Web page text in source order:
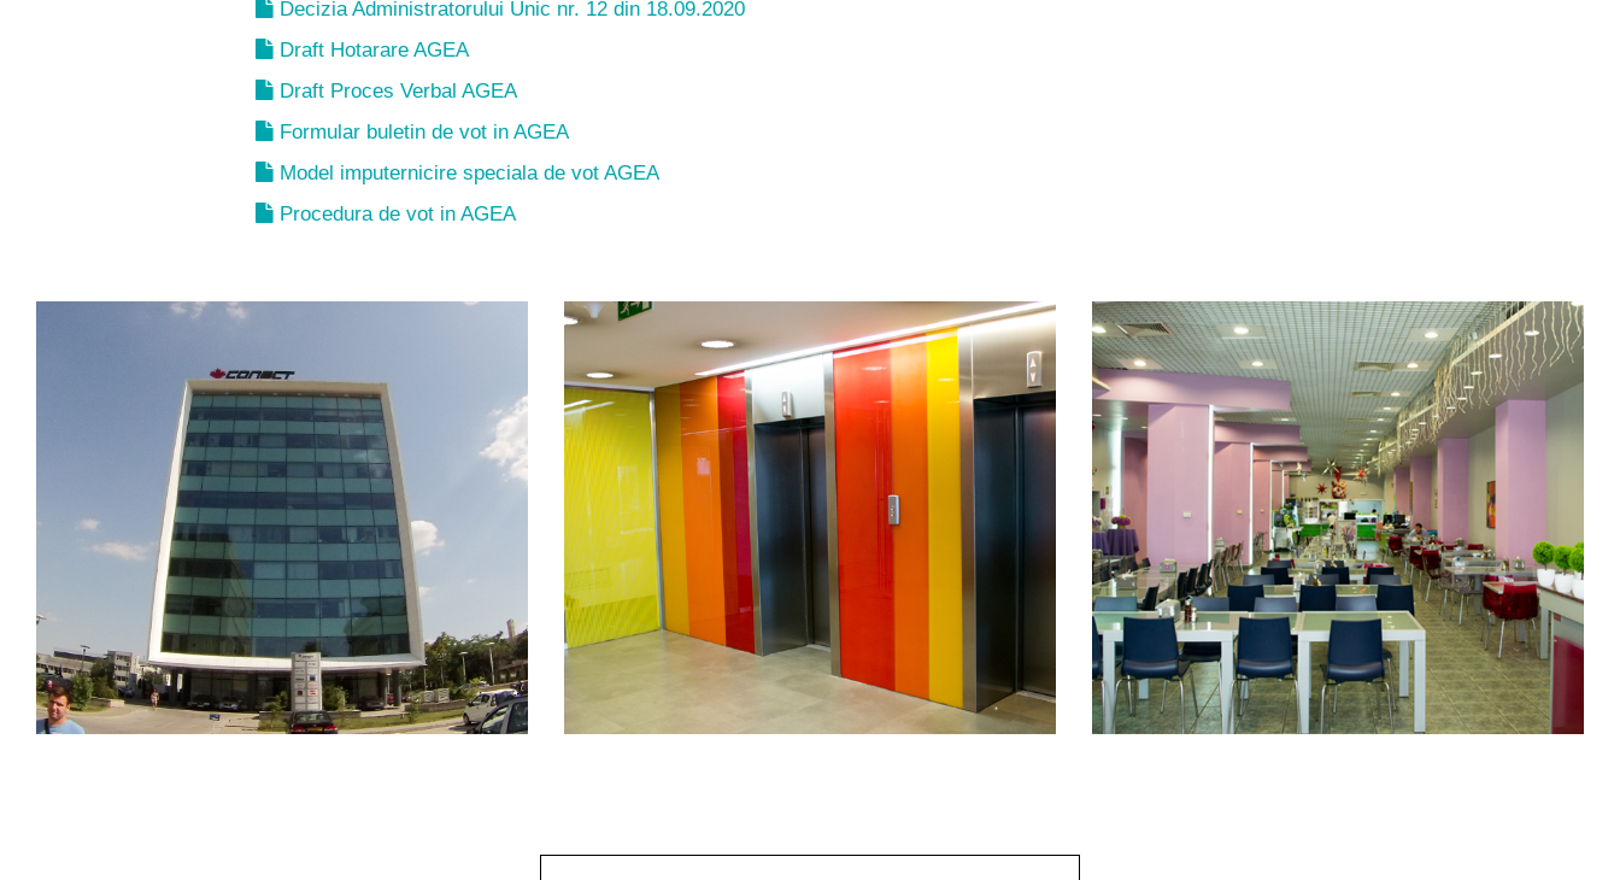
Decizia Administratorului Unic nr. 12 din 18.09.2020
Draft Hotarare AGEA
Draft Proces Verbal AGEA
Formular buletin de vot in AGEA
Model imputernicire speciala de vot AGEA
Procedura de vot in AGEA